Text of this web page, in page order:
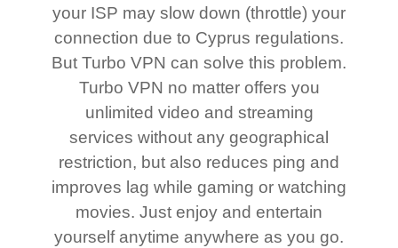
your ISP may slow down (throttle) your
connection due to Cyprus regulations.
But Turbo VPN can solve this problem.
Turbo VPN no matter offers you
unlimited video and streaming
services without any geographical
restriction, but also reduces ping and
improves lag while gaming or watching
movies. Just enjoy and entertain
yourself anytime anywhere as you go.